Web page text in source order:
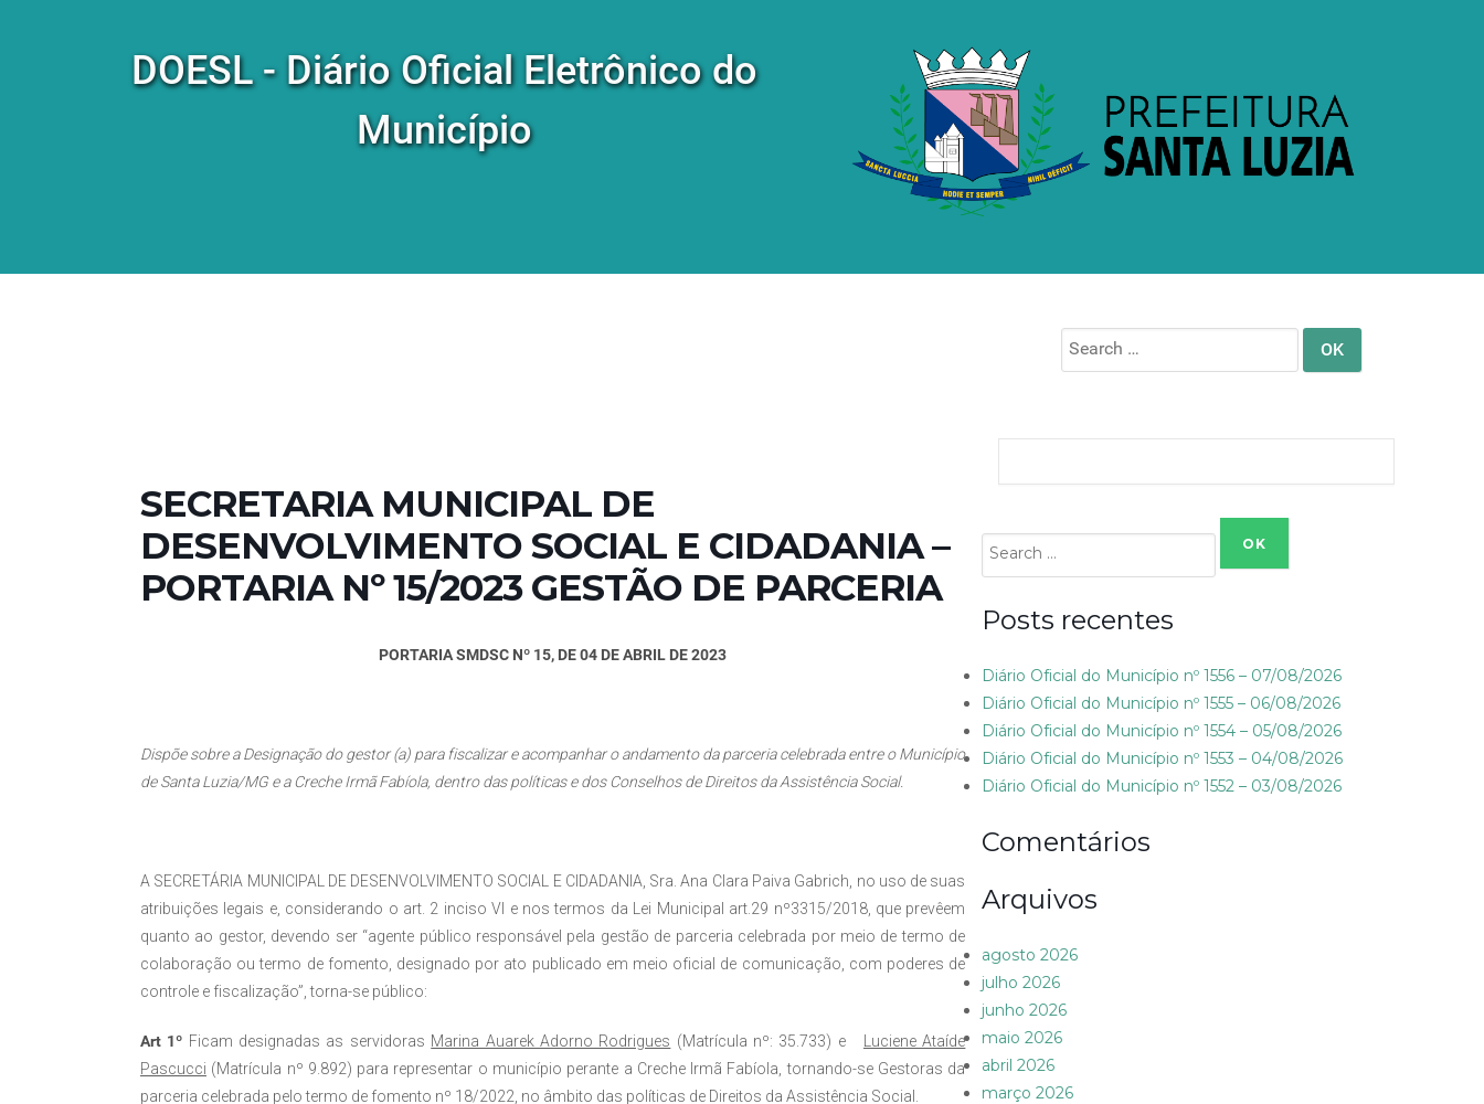
DOESL - Diário Oficial Eletrônico do
Município
Search
for:
SECRETARIA MUNICIPAL DE
DESENVOLVIMENTO SOCIAL E CIDADANIA –
PORTARIA Nº 15/2023 GESTÃO DE PARCERIA
PORTARIA SMDSC Nº 15, DE 04 DE ABRIL DE 2023
Dispõesobre a Designação do gestor (a) para fiscalizar e acompanhar o andamento da parceria celebrada entre o Município
de Santa Luzia/MG e a Creche Irmã Fabíola, dentro das políticas e dos Conselhos de Direitos da Assistência Social.
A SECRETÁRIA MUNICIPAL DE DESENVOLVIMENTO SOCIAL E CIDADANIA, Sra. Ana Clara Paiva Gabrich, no uso de suas
atribuições legais e, considerando o art. 2 inciso VI e nos termos da Lei Municipal art.29 nº3315/2018, que prevêem
quanto ao gestor, devendo ser “agente público responsável pela gestão de parceria celebrada por meio de termo de
colaboração ou termo de fomento, designado por ato publicado em meio oficial de comunicação, com poderes de
controle e fiscalização”, torna-se público:
Art 1º Ficam designadas as servidoras Marina Auarek Adorno Rodrigues (Matrícula nº: 35.733) e Luciene Ataíde
Pascucci (Matrícula nº 9.892) para representar o município perante a Creche Irmã Fabíola, tornando-se Gestoras da
parceria celebrada pelo termo de fomento nº 18/2022, no âmbito das políticas de Direitos da Assistência Social.
Search
for:
Posts recentes
Diário Oficial do Município nº 1556 – 07/08/2026
Diário Oficial do Município nº 1555 – 06/08/2026
Diário Oficial do Município nº 1554 – 05/08/2026
Diário Oficial do Município nº 1553 – 04/08/2026
Diário Oficial do Município nº 1552 – 03/08/2026
Comentários
Arquivos
agosto 2026
julho 2026
junho 2026
maio 2026
abril 2026
março 2026